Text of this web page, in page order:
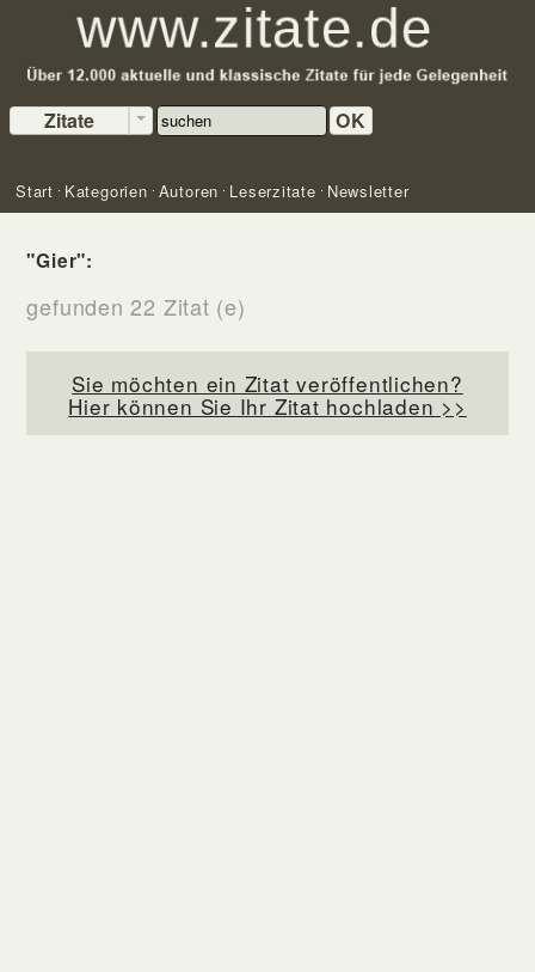
Zitate OK
Start Kategorien Autoren Leserzitate Newsletter
"Gier":
gefunden 22 Zitat (e)
Sie möchten ein Zitat veröffentlichen?
Hier können Sie Ihr Zitat hochladen >>